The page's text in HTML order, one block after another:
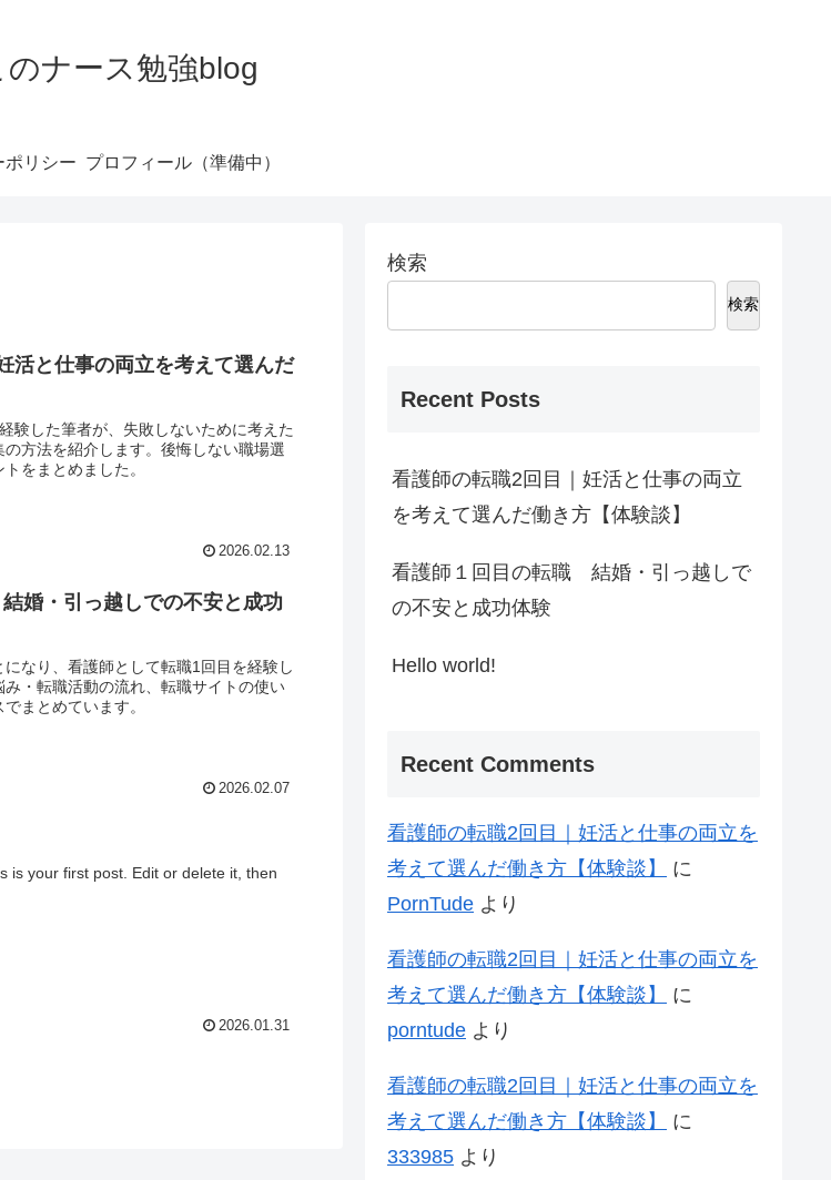
のナース勉強blog
ポリシー プロフィール（準備中）
活と仕事の両立を考えて選んだ
験した筆者が、失敗しないために考えた
方法を紹介します。後悔しない職場選
をまとめました。
2026.02.13
婚・引っ越しでの不安と成功
なり、看護師として転職1回目を経験し
み・転職活動の流れ、転職サイトの使い
まとめています。
2026.02.07
is your first post. Edit or delete it, then
2026.01.31
検索
検索
Recent Posts
看護師の転職2回目｜妊活と仕事の両立
を考えて選んだ働き方【体験談】
看護師１回目の転職 結婚・引っ越しで
の不安と成功体験
Hello world!
Recent Comments
看護師の転職2回目｜妊活と仕事の両立を
考えて選んだ働き方【体験談】
に
PornTude より
看護師の転職2回目｜妊活と仕事の両立を
考えて選んだ働き方【体験談】
に
porntude より
看護師の転職2回目｜妊活と仕事の両立を
考えて選んだ働き方【体験談】
に
333985 より